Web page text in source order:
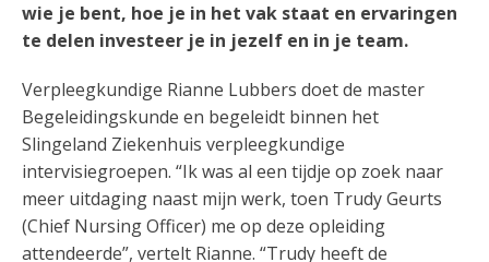
wie je bent, hoe je in het vak staat en ervaringen
te delen investeer je in jezelf en in je team.
Verpleegkundige Rianne Lubbers doet de master
Begeleidingskunde en begeleidt binnen het
Slingeland Ziekenhuis verpleegkundige
intervisiegroepen. “Ik was al een tijdje op zoek naar
meer uitdaging naast mijn werk, toen Trudy Geurts
(Chief Nursing Officer) me op deze opleiding
attendeerde”, vertelt Rianne. “Trudy heeft de